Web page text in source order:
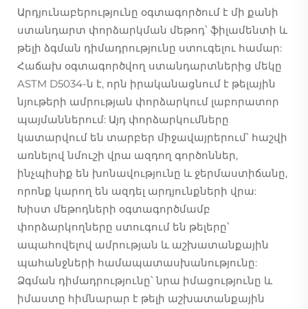
Արդյունաբերությունը օգտագործում է մի քանի
ստանդարտ փորձարկման մեթոդ՝ ֆիլամենտի և
թելի ձգման դիմադրությունը ստուգելու համար:
Հաճախ օգտագործվող ստանդարտներից մեկը
ASTM D5034-ն է, որն իրականացնում է թելային
նյութերի ամրության փորձարկում լաբորատոր
պայմաններում: Այդ փորձարկումները
կատարվում են տարբեր միջավայրերում՝ հաշվի
առնելով նմուշի վրա ազդող գործոններ,
ինչպիսիք են խոնավությունը և ջերմաստիճանը,
որոնք կարող են ազդել արդյունքների վրա:
Խիստ մեթոդների օգտագործմամբ
փորձարկողները ստուգում են թելերը՝
ապահովելով ամրության և աշխատանքային
պահանջների համապատասխանությունը:
Ձգման դիմադրությունը՝ նրա իմացությունը և
իմաստը հիմնարար է թելի աշխատանքային